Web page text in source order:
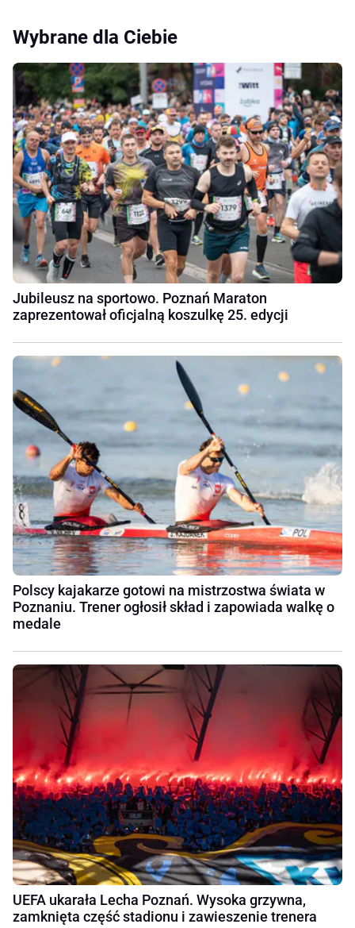
Wybrane dla Ciebie
Jubileusz na sportowo. Poznań Maraton
zaprezentował oficjalną koszulkę 25. edycji
Polscy kajakarze gotowi na mistrzostwa świata w
Poznaniu. Trener ogłosił skład i zapowiada walkę o
medale
UEFA ukarała Lecha Poznań. Wysoka grzywna,
zamknięta część stadionu i zawieszenie trenera